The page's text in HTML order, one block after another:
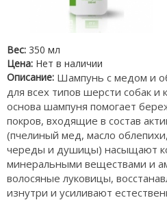
Вес: 350 мл
Цена: Нет в наличии
Описание: Шампунь с медом и
для всех типов шерсти собак
основа шампуня помогает
покров, входящие в состав
(пчелиный мед, масло
череды и душицы) насыщают
минеральными веществами и
волосяные луковицы,
изнутри и усиливают